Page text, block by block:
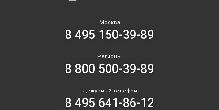
Москва
8 495 150-39-89
Регионы
8 800 500-39-89
Дежурный телефон
8 495 641-86-12